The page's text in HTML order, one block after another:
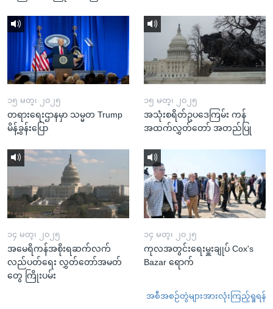
၁၅ မတ္၊ ၂၀၂၅
တရားရေးဌာနမှာ သမ္မတ Trump
မိန့်ခွန်းပြော
၁၅ မတ္၊ ၂၀၂၅
အသုံးစရိတ်ဥပဒေကြမ်း ကန်
အထက်လွှတ်တော် အတည်ပြု
၁၄ မတ္၊ ၂၀၂၅
အမေရိကန်အစိုးရဆက်လက်
လည်ပတ်ရေး လွှတ်တော်အမတ်
တွေ ကြိုးပမ်း
၁၄ မတ္၊ ၂၀၂၅
ကုလအတွင်းရေးမှူးချုပ် Cox's
Bazar ရောက်
အစီအစဉ်တွဲများအားလုံးကြည့်ရှုရန်